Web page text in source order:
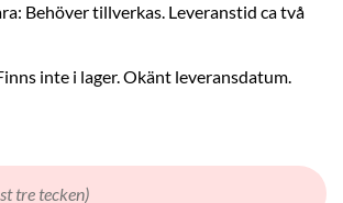
Behöver tillverkas. Leveranstid ca två
inte i lager. Okänt leveransdatum.